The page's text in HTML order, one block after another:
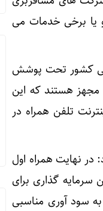
یا برخی خدمات می
مشخص شده که ۶۰ درصد خطوط ریلی کشور تحت پوشش
به نسل سوم مجهز هستند که این
تلفن همراه در
در نهایت همراه اول
سرمایه گذاری برای
به سود آوری مناسبی